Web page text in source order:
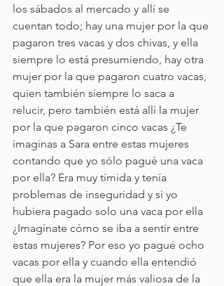
los sábados al mercado y allí se
cuentan todo; hay una mujer por la que
pagaron tres vacas y dos chivas, y ella
siempre lo está presumiendo, hay otra
mujer por la que pagaron cuatro vacas,
quien también siempre lo saca a
relucir, pero también está allí la mujer
por la que pagaron cinco vacas ¿Te
imaginas a Sara entre estas mujeres
contando que yo sólo pagué una vaca
por ella? Era muy tímida y tenía
problemas de inseguridad y si yo
hubiera pagado solo una vaca por ella
¿Imagínate cómo se iba a sentir entre
estas mujeres? Por eso yo pagué ocho
vacas por ella y cuando ella entendió
que ella era la mujer más valiosa de la